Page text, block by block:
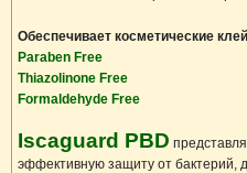
Обеспечивает косметические
Paraben Free
Thiazolinone Free
Formaldehyde Free
Iscaguard PBD
эффективную защиту от бактерий,